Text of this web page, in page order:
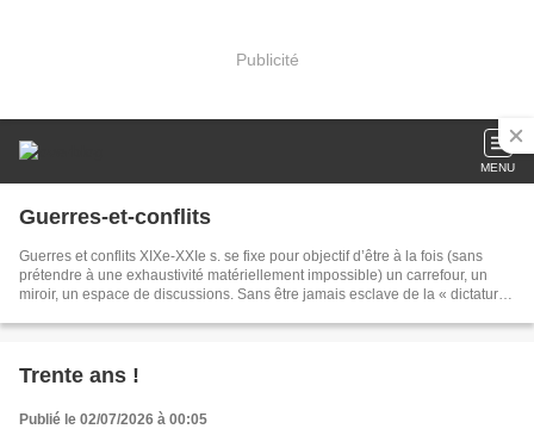
Publicité
MENU
Guerres-et-conflits
Guerres et conflits XIXe-XXIe s. se fixe pour objectif d’être à la fois (sans
prétendre à une exhaustivité matériellement impossible) un carrefour, un
miroir, un espace de discussions. Sans être jamais esclave de la « dictature
possible de toutes les campagnes, de tous les théâtres, souvent dans une
militaire que nous vous invitons.
Trente ans !
Publié le 02/07/2026 à 00:05